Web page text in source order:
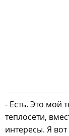
- Есть. Это мой
теплосети,
интересы. Я